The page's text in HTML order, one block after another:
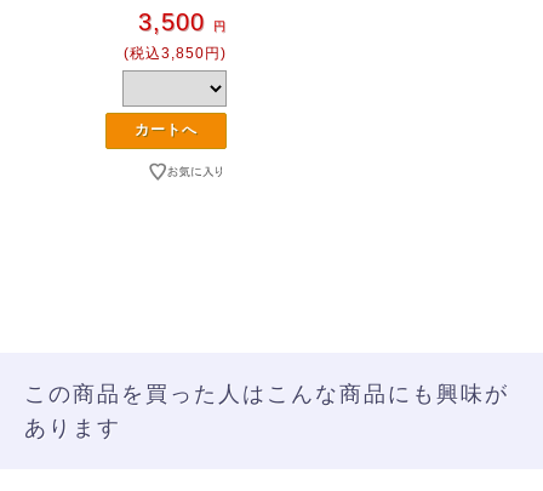
3,500 円
(税込3,850円)
この商品を買った人はこんな商品にも興味が
あります